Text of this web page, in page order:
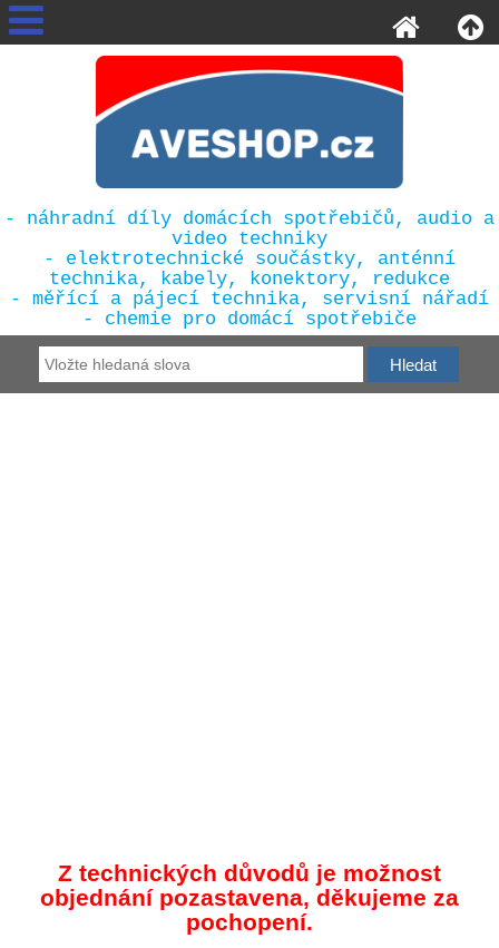
- náhradní díly domácích spotřebičů, audio a
video techniky
- elektrotechnické součástky, anténní
technika, kabely, konektory, redukce
- měřící a pájecí technika, servisní nářadí
- chemie pro domácí spotřebiče
Z technických důvodů je možnost
objednání pozastavena, děkujeme za
pochopení.